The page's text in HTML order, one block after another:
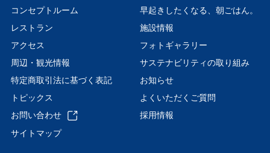
コンセプトルーム
早起きしたくなる、朝ごはん。
レストラン
施設情報
アクセス
フォトギャラリー
周辺・観光情報
サステナビリティの取り組み
特定商取引法に基づく表記
お知らせ
トピックス
よくいただくご質問
お問い合わせ
採用情報
サイトマップ